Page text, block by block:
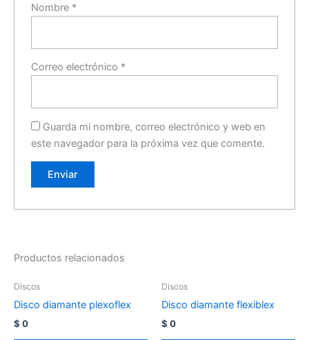
Nombre *
Correo electrónico *
Guarda mi nombre, correo electrónico y web en
este navegador para la próxima vez que comente.
Productos relacionados
Discos
Disco diamante plexoflex
$ 0
Discos
Disco diamante flexiblex
$ 0